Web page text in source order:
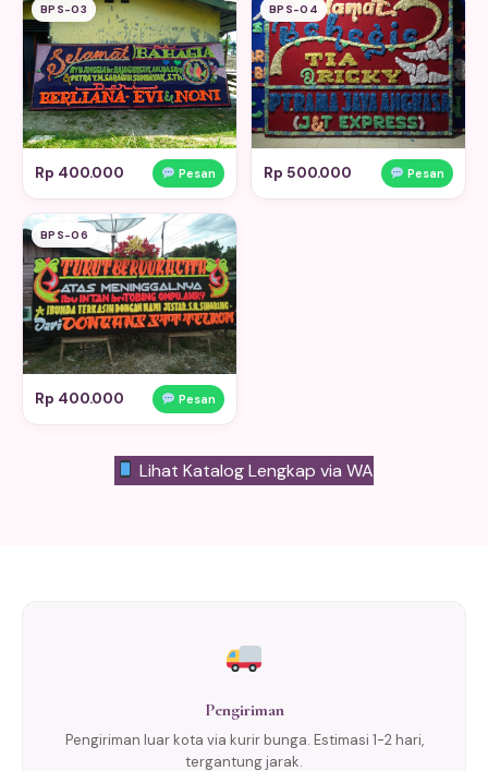
BPS-03
Rp 400.000 Pesan
BPS-04
Rp 500.000 Pesan
BPS-06
Rp 400.000 Pesan
Lihat Katalog Lengkap via WA
Pengiriman
Pengiriman luar kota via kurir bunga. Estimasi 1-2 hari,
tergantung jarak.